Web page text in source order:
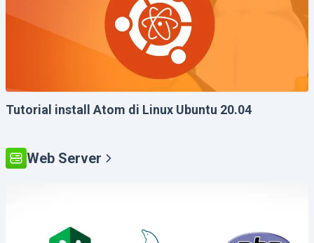
Tutorial install Atom di Linux Ubuntu 20.04
Web Server